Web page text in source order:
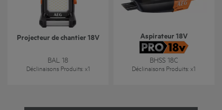
Projecteur de chantier 18V
BAL 18
Déclinaisons Produits: x1
Aspirateur 18V
BHSS 18C
Déclinaisons Produits: x1